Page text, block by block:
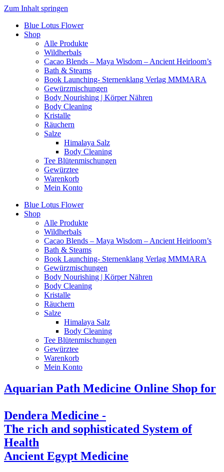
Zum Inhalt springen
Blue Lotus Flower
Shop
Alle Produkte
Wildherbals
Cacao Blends – Maya Wisdom – Ancient Heirloom’s
Bath & Steams
Book Launching- Sternenklang Verlag MMMARA
Gewürzmischungen
Body Nourishing | Körper Nähren
Body Cleaning
Kristalle
Räuchern
Salze
Himalaya Salz
Body Cleaning
Tee Blütenmischungen
Gewürztee
Warenkorb
Mein Konto
Blue Lotus Flower
Shop
Alle Produkte
Wildherbals
Cacao Blends – Maya Wisdom – Ancient Heirloom’s
Bath & Steams
Book Launching- Sternenklang Verlag MMMARA
Gewürzmischungen
Body Nourishing | Körper Nähren
Body Cleaning
Kristalle
Räuchern
Salze
Himalaya Salz
Body Cleaning
Tee Blütenmischungen
Gewürztee
Warenkorb
Mein Konto
Aquarian Path Medicine Online Shop for
Dendera Medicine -
The rich and sophisticated System of
Health
Ancient Egypt Medicine